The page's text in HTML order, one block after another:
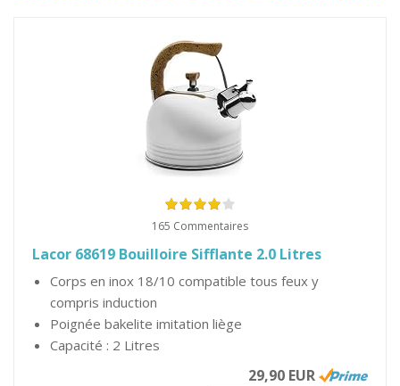
165 Commentaires
Lacor 68619 Bouilloire Sifflante 2.0 Litres
Corps en inox 18/10 compatible tous feux y
compris induction
Poignée bakelite imitation liège
Capacité : 2 Litres
29,90 EUR